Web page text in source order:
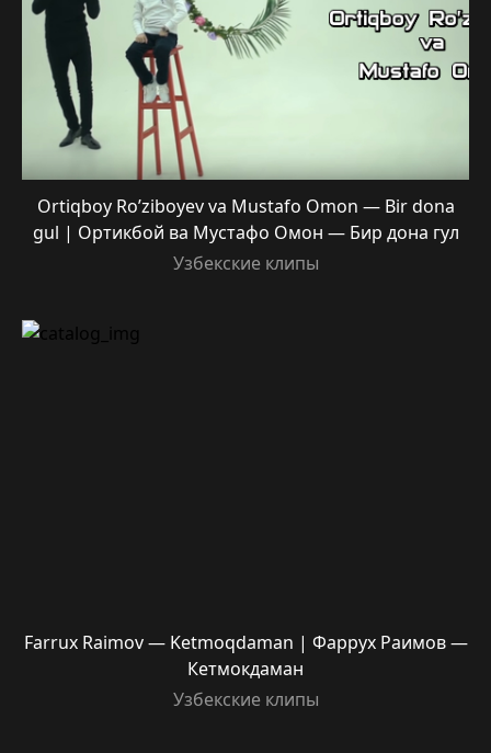
Ortiqboy Ro’ziboyev va Mustafo Omon — Bir dona
gul | Ортикбой ва Мустафо Омон — Бир дона гул
Узбекские клипы
Farrux Raimov — Ketmoqdaman | Фаррух Раимов —
Кетмокдаман
Узбекские клипы